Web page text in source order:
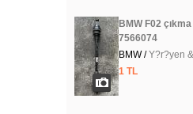
BMW F02
7566074
BMW /Y?r?yen
1 TL